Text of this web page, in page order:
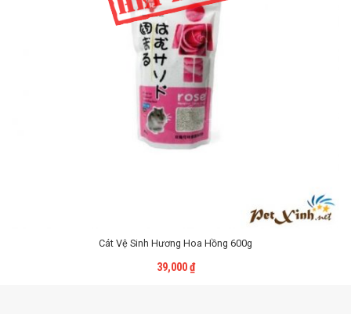
Cát Vệ Sinh Hương Hoa Hồng 600g
39,000₫
Liên Hệ